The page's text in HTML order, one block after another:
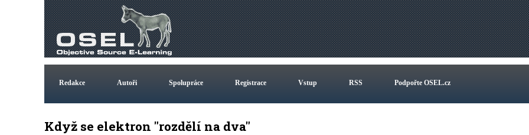
Redakce Autoři Spolupráce Registrace Vstup RSS Podpořte OSEL.cz
Když se elektron "rozdělí na dva"